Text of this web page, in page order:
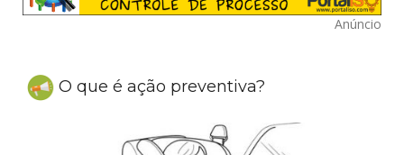
Anúncio
O que é ação preventiva?